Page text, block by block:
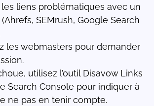
liens problématiques avec un
SEMrush, Google Search
les webmasters pour demander
utilisez l’outil Disavow Links
Search Console pour indiquer à
ne pas en tenir compte.